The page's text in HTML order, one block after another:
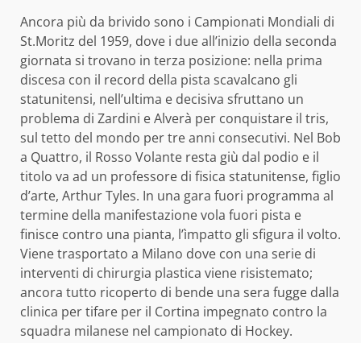
Ancora più da brivido sono i Campionati Mondiali di
St.Moritz del 1959, dove i due all’inizio della seconda
giornata si trovano in terza posizione: nella prima
discesa con il record della pista scavalcano gli
statunitensi, nell’ultima e decisiva sfruttano un
problema di Zardini e Alverà per conquistare il tris,
sul tetto del mondo per tre anni consecutivi. Nel Bob
a Quattro, il Rosso Volante resta giù dal podio e il
titolo va ad un professore di fisica statunitense, figlio
d’arte, Arthur Tyles. In una gara fuori programma al
termine della manifestazione vola fuori pista e
finisce contro una pianta, l’ìmpatto gli sfigura il volto.
Viene trasportato a Milano dove con una serie di
interventi di chirurgia plastica viene risistemato;
ancora tutto ricoperto di bende una sera fugge dalla
clinica per tifare per il Cortina impegnato contro la
squadra milanese nel campionato di Hockey.